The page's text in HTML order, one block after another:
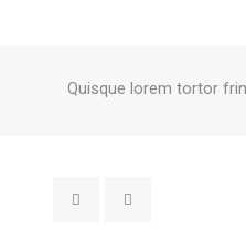
Quisque lorem tortor